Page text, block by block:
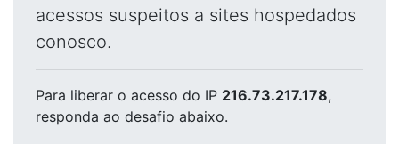
acessos suspeitos a sites hospedados
conosco.
Para liberar o acesso do IP 216.73.217.178,
responda ao desafio abaixo.